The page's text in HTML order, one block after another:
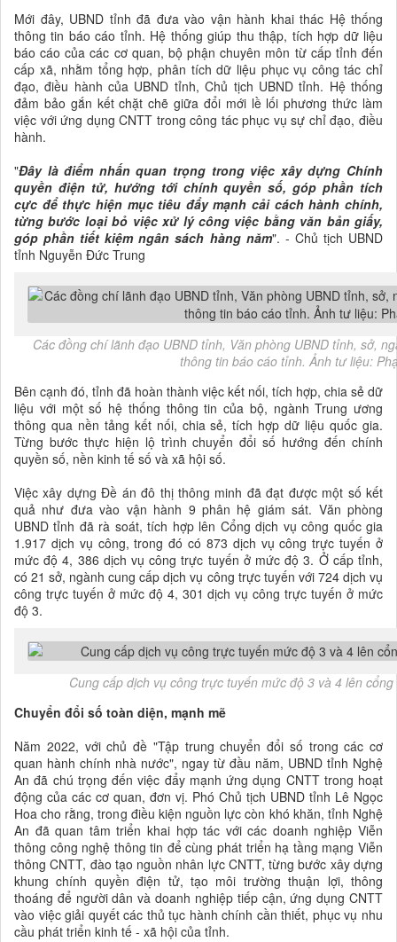
Mới đây, UBND tỉnh đã đưa vào vận hành khai thác Hệ thống
thông tin báo cáo tỉnh. Hệ thống giúp thu thập, tích hợp dữ liệu
báo cáo của các cơ quan, bộ phận chuyên môn từ cấp tỉnh đến
cấp xã, nhằm tổng hợp, phân tích dữ liệu phục vụ công tác chỉ
đạo, điều hành của UBND tỉnh, Chủ tịch UBND tỉnh. Hệ thống
đảm bảo gắn kết chặt chẽ giữa đổi mới lề lối phương thức làm
việc với ứng dụng CNTT trong công tác phục vụ sự chỉ đạo, điều
hành.
"Đây là điểm nhấn quan trọng trong việc xây dựng Chính
quyền điện tử, hướng tới chính quyền số, góp phần tích
cực để thực hiện mục tiêu đẩy mạnh cải cách hành chính,
từng bước loại bỏ việc xử lý công việc bằng văn bản giấy,
góp phần tiết kiệm ngân sách hàng năm". - Chủ tịch UBND
tỉnh Nguyễn Đức Trung
Các đồng chí lãnh đạo UBND tỉnh, Văn phòng UBND tỉnh, sở,
thông tin báo cáo tỉnh. Ảnh tư liệu:
Bên cạnh đó, tỉnh đã hoàn thành việc kết nối, tích hợp, chia sẻ dữ
liệu với một số hệ thống thông tin của bộ, ngành Trung ương
thông qua nền tảng kết nối, chia sẻ, tích hợp dữ liệu quốc gia.
Từng bước thực hiện lộ trình chuyển đổi số hướng đến chính
quyền số, nền kinh tế số và xã hội số.
Việc xây dựng Đề án đô thị thông minh đã đạt được một số kết
quả như đưa vào vận hành 9 phân hệ giám sát. Văn phòng
UBND tỉnh đã rà soát, tích hợp lên Cổng dịch vụ công quốc gia
1.917 dịch vụ công, trong đó có 873 dịch vụ công trực tuyến ở
mức độ 4, 386 dịch vụ công trực tuyến ở mức độ 3. Ở cấp tỉnh,
có 21 sở, ngành cung cấp dịch vụ công trực tuyến với 724 dịch vụ
công trực tuyến ở mức độ 4, 301 dịch vụ công trực tuyến ở mức
độ 3.
Cung cấp dịch vụ công trực tuyến mức độ 3 và 4 lên
Chuyển đổi số toàn diện, mạnh mẽ
Năm 2022, với chủ đề "Tập trung chuyển đổi số trong các cơ
quan hành chính nhà nước", ngay từ đầu năm, UBND tỉnh Nghệ
An đã chú trọng đến việc đẩy mạnh ứng dụng CNTT trong hoạt
động của các cơ quan, đơn vị. Phó Chủ tịch UBND tỉnh Lê Ngọc
Hoa cho rằng, trong điều kiện nguồn lực còn khó khăn, tỉnh Nghệ
An đã quan tâm triển khai hợp tác với các doanh nghiệp Viễn
thông công nghệ thông tin để cùng phát triển hạ tầng mạng Viễn
thông CNTT, đào tạo nguồn nhân lực CNTT, từng bước xây dựng
khung chính quyền điện tử, tạo môi trường thuận lợi, thông
thoáng để người dân và doanh nghiệp tiếp cận, ứng dụng CNTT
vào việc giải quyết các thủ tục hành chính cần thiết, phục vụ nhu
cầu phát triển kinh tế - xã hội của tỉnh.